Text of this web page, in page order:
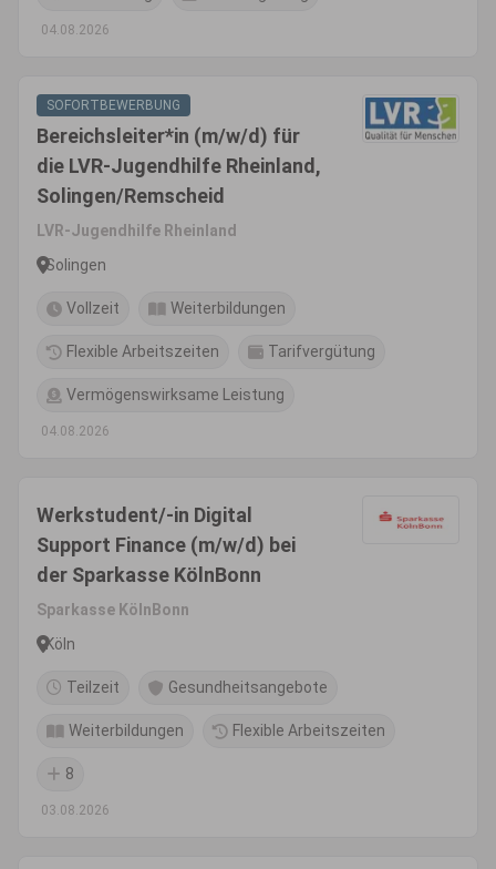
04.08.2026
SOFORTBEWERBUNG
Bereichsleiter*in (m/w/d) für
die LVR-Jugendhilfe Rheinland,
Solingen/Remscheid
LVR-Jugendhilfe Rheinland
Solingen
Vollzeit Weiterbildungen
Flexible Arbeitszeiten Tarifvergütung
Vermögenswirksame Leistung
04.08.2026
Werkstudent/-in Digital
Support Finance (m/w/d) bei
der Sparkasse KölnBonn
Sparkasse KölnBonn
Köln
Teilzeit Gesundheitsangebote
Weiterbildungen Flexible Arbeitszeiten
8
03.08.2026